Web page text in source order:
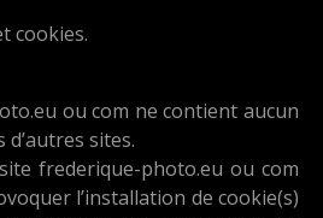
cookies.
ou com ne contient aucun
sites.
frederique-photo.eu ou com
l’installation de cookie(s)